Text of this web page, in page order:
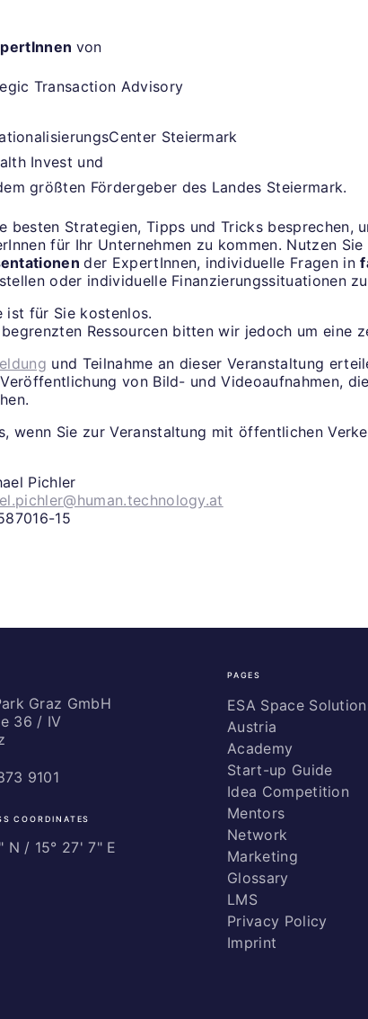
von
Transaction Advisory
Steiermark
Invest und
größten Fördergeber des Landes Steiermark.
besten Strategien, Tipps und Tricks besprechen,
für Ihr Unternehmen zu kommen. Nutzen
der ExpertInnen, individuelle Fragen in
oder individuelle Finanzierungssituationen
ist für Sie kostenlos.
Ressourcen bitten wir jedoch um eine
und Teilnahme an dieser Veranstaltung
von Bild- und Videoaufnahmen,
wenn Sie zur Veranstaltung mit öffentlichen
Pichler
15
Graz GmbH
36 / IV
9101
COORDINATES
N / ­15° 27' 7" E
PAGES
ESA Space
Austria
Academy
Start-up Guide
Idea Competition
Mentors
Network
Marketing
Glossary
LMS
Privacy Policy
Imprint